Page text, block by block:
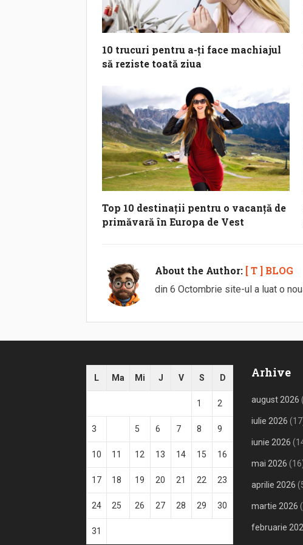
10 trucuri pentru a-ți face machiajul
să reziste toată ziua
Top 10 destinații pentru o vacanță de
primăvară în Europa de Vest
About the Author: [ T ] BLOG
din 6 Octombrie site-ul a luat o
L Ma Mi J V S D
1 2
3 5 6 7 8 9
10 11 12 13 14 15 16
17 18 19 20 21 22 23
24 25 26 27 28 29 30
31
Arhive
august 2026
iulie 2026
iunie 2026
mai 2026
aprilie 2026
martie 2026
februarie